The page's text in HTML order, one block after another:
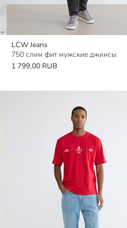
LCW Jeans
750 слим фит мужские джинсы
1 799,00 RUB